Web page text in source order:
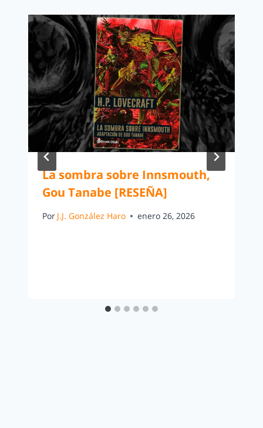
La sombra sobre Innsmouth,
Gou Tanabe [RESEÑA]
Por J.J. González Haro enero 26, 2026